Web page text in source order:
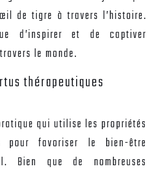
de tigre à travers l’histoire.
d’inspirer et de captiver
le monde.
thérapeutiques
qui utilise les propriétés
pour favoriser le bien-être
Bien que de nombreuses